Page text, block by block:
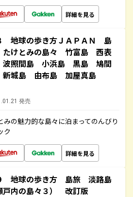
詳細を見る
地球の歩き方ＪＡＰＡＮ 島
けとみの島々 竹富島 西表
照間島 小浜島 黒島 鳩間
城島 由布島 加屋真島
発売
みの魅力的な島々に泊まってのんびり
ク
詳細を見る
地球の歩き方 島旅 淡路島
戸内の島々３） 改訂版